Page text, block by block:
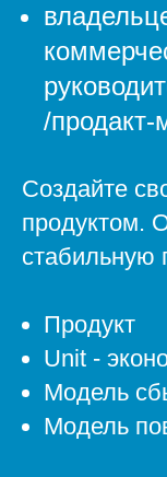
/
Создайте
продуктом.
стабильную
Продукт
Unit -
Модель
Модель